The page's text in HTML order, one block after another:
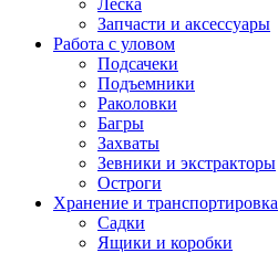
Леска
Запчасти и аксессуары
Работа с уловом
Подсачеки
Подъемники
Раколовки
Багры
Захваты
Зевники и экстракторы
Остроги
Хранение и транспортировка
Садки
Ящики и коробки